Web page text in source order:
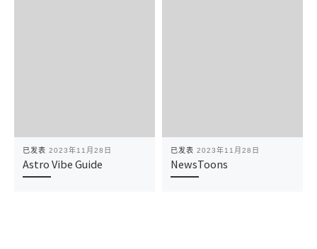
已发表 2023年11月28日
Astro Vibe Guide
已发表 2023年11月28日
NewsToons